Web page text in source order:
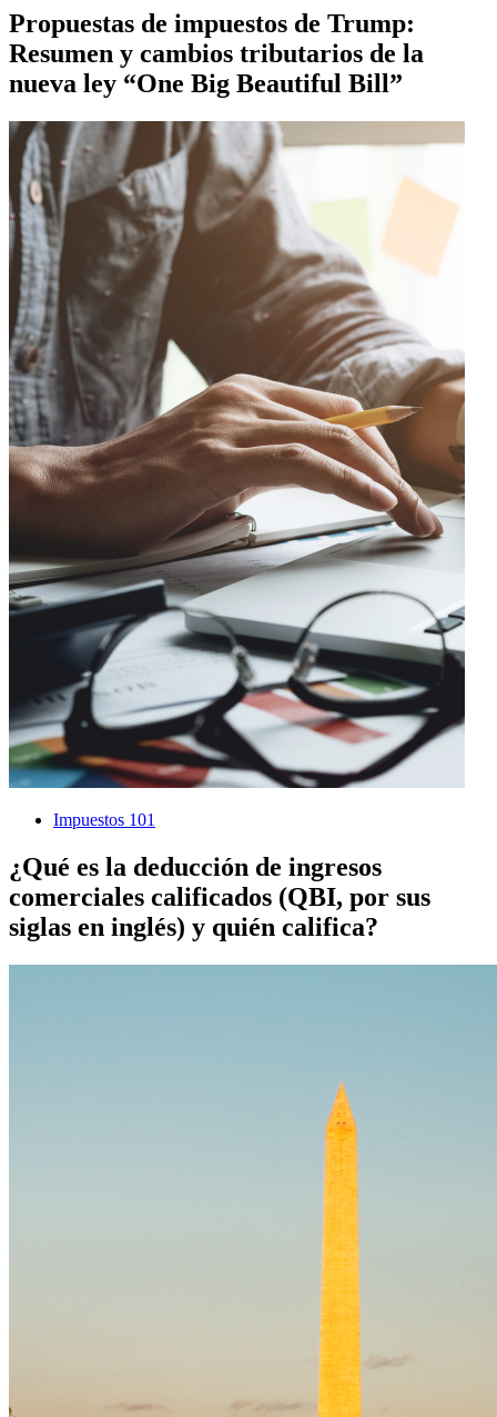
Propuestas de impuestos de Trump:
Resumen y cambios tributarios de la
nueva ley “One Big Beautiful Bill”
Impuestos 101
¿Qué es la deducción de ingresos
comerciales calificados (QBI, por sus
siglas en inglés) y quién califica?